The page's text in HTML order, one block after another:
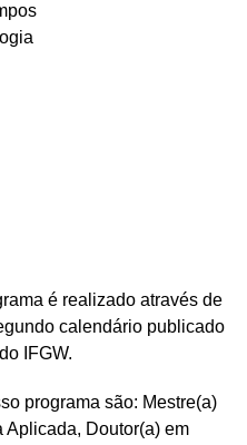
é realizado através de
calendário publicado
do IFGW.
programa são: Mestre(a)
Aplicada, Doutor(a) em